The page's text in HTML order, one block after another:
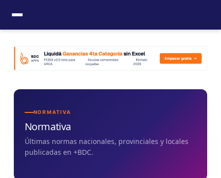
contenido
NORMATIVA
Normativa
Últimas normas nacionales, provinciales y locales
publicadas en +BDC.